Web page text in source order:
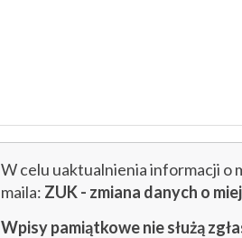
W celu uaktualnienia informacji o
maila: ZUK - zmiana danych o
Wpisy pamiątkowe nie służą